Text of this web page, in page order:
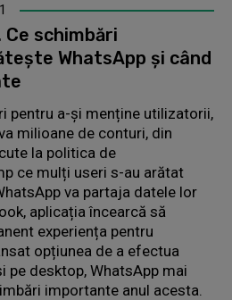
Ce schimbări
WhatsApp și când
pentru a-și menține utilizatorii,
milioane de conturi, din
la politica de
ce mulți useri s-au arătat
va partaja datele lor
aplicația încearcă să
experiența pentru
opțiunea de a efectua
pe desktop, WhatsApp mai
importante anul acesta.